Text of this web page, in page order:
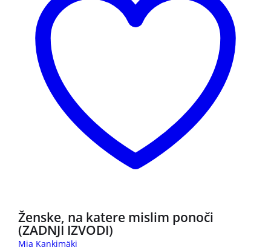
Ženske, na katere mislim ponoči
(ZADNJI IZVODI)
Mia Kankimäki